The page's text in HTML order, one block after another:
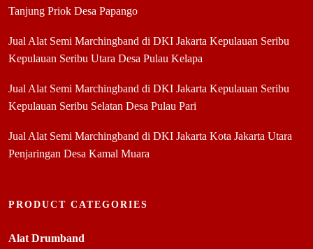
Tanjung Priok Desa Papango
Jual Alat Semi Marchingband di DKI Jakarta Kepulauan Seribu
Kepulauan Seribu Utara Desa Pulau Kelapa
Jual Alat Semi Marchingband di DKI Jakarta Kepulauan Seribu
Kepulauan Seribu Selatan Desa Pulau Pari
Jual Alat Semi Marchingband di DKI Jakarta Kota Jakarta Utara
Penjaringan Desa Kamal Muara
PRODUCT CATEGORIES
Alat Drumband